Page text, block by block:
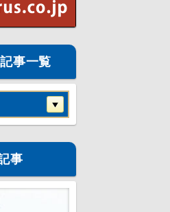
事一覧
事